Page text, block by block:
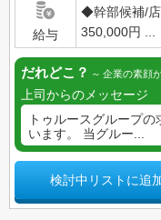
給与
◆幹部候補/
350,000円 ...
だれどこ？ 企業の素顔
上司からのメッセージ
トゥルースグループ
います。 当グルー...
検討中リストに追